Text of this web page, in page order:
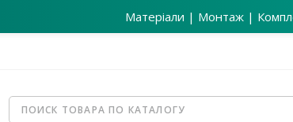
Матеріали | Монтаж |